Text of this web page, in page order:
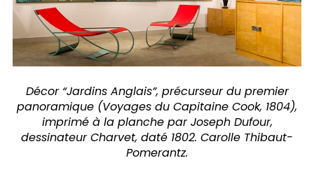
Décor “Jardins Anglais”, précurseur du premier
panoramique (Voyages du Capitaine Cook, 1804),
imprimé à la planche par Joseph Dufour,
dessinateur Charvet, daté 1802. Carolle Thibaut-
Pomerantz.